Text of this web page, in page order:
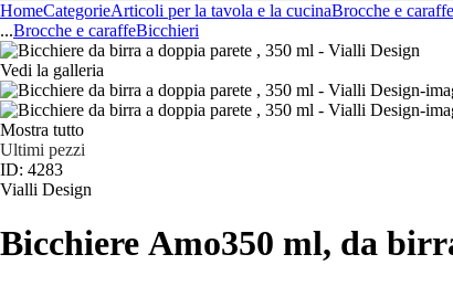
HomeCategorieArticoli per la tavola e la cucinaBrocche e caraffe
...Brocche e caraffeBicchieri
Vedi la galleria
Mostra tutto
Ultimi pezzi
ID: 4283
Vialli Design
Bicchiere Amo350 ml, da